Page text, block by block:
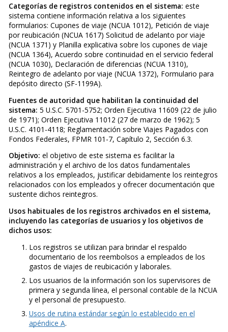
Categorías de registros contenidos en el sistema: este
sistema contiene información relativa a los siguientes
formularios: Cupones de viaje (NCUA 1012), Petición de viaje
por reubicación (NCUA 1617) Solicitud de adelanto por viaje
(NCUA 1371) y Planilla explicativa sobre los cupones de viaje
(NCUA 1364), Acuerdo sobre continuidad en el servicio federal
(NCUA 1030), Declaración de diferencias (NCUA 1310),
Reintegro de adelanto por viaje (NCUA 1372), Formulario para
depósito directo (SF-1199A).
Fuentes de autoridad que habilitan la continuidad del
sistema: 5 U.S.C. 5701-5752; Orden Ejecutiva 11609 (22 de julio
de 1971); Orden Ejecutiva 11012 (27 de marzo de 1962); 5
U.S.C. 4101-4118; Reglamentación sobre Viajes Pagados con
Fondos Federales, FPMR 101-7, Capítulo 2, Sección 6.3.
Objetivo: el objetivo de este sistema es facilitar la
administración y el archivo de los datos fundamentales
relativos a los empleados, justificar debidamente los reintegros
relacionados con los empleados y ofrecer documentación que
sustente dichos reintegros.
Usos habituales de los registros archivados en el sistema,
incluyendo las categorías de usuarios y los objetivos de
dichos usos:
Los registros se utilizan para brindar el respaldo
documentario de los reembolsos a empleados de los
gastos de viajes de reubicación y laborales.
Los usuarios de la información son los supervisores de
primera y segunda línea, el personal contable de la NCUA
y el personal de presupuesto.
Usos de rutina estándar según lo establecido en el
apéndice A.